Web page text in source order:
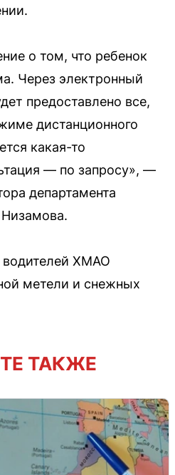
о том, что ребенок
Через электронный
предоставлено все,
дистанционного
какая-то
— по запросу», —
департамента
ХМАО
метели и снежных
ТАКЖЕ